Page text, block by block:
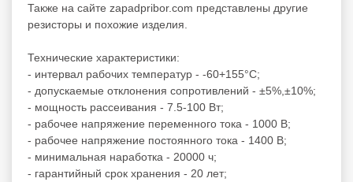
Также на сайте zapadpribor.com представлены другие
резисторы и похожие изделия.
Технические характеристики:
- интервал рабочих температур - -60+155°C;
- допускаемые отклонения сопротивлений - ±5%,±10%;
- мощность рассеивания - 7.5-100 Вт;
- рабочее напряжение переменного тока - 1000 В;
- рабочее напряжение постоянного тока - 1400 В;
- минимальная наработка - 20000 ч;
- гарантийный срок хранения - 20 лет;